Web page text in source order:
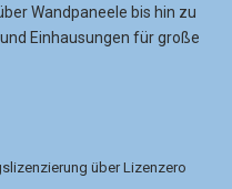
Wandpaneele bis hin zu
Einhausungen für große
über Lizenzero